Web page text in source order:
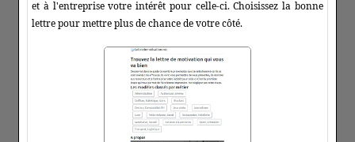
et à l'entreprise votre intérêt pour celle-ci. Choisissez la bonne
lettre pour mettre plus de chance de votre côté.